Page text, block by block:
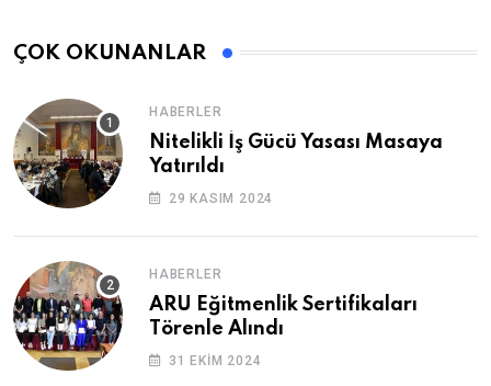
ÇOK OKUNANLAR
HABERLER
Nitelikli İş Gücü Yasası Masaya
Yatırıldı
29 KASIM 2024
HABERLER
ARU Eğitmenlik Sertifikaları
Törenle Alındı
31 EKIM 2024